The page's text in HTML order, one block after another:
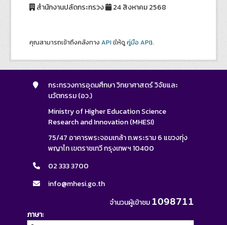
สำนักงานปลัดกระทรวง 24 สิงหาคม 2568
คุณสามารถเข้าถึงคลังทางAPI (ให้ดูคู่มือ API).
กระทรวงการอุดมศึกษา วิทยาศาสตร์ วิจัยและ
นวัตกรรม (อว.)
Ministry of Higher Education Science
Research and Innovation (MHESI)
75/47 อาคารพระจอมเกล้า ถ.พระราม 6 แขวงทุ่ง
พญาไท เขตราชเทวี กรุงเทพฯ 10400
02 333 3700
info@mhesi.go.th
จำนวนผู้เข้าชม1098711
ภาษา